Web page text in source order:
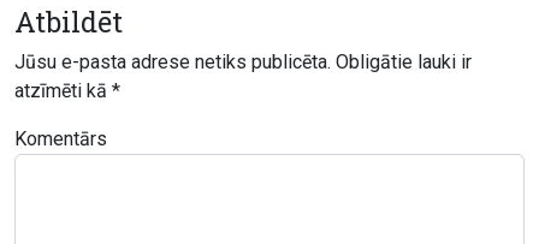
Atbildēt
Jūsu e-pasta adrese netiks publicēta. Obligātie lauki ir
atzīmēti kā *
Komentārs